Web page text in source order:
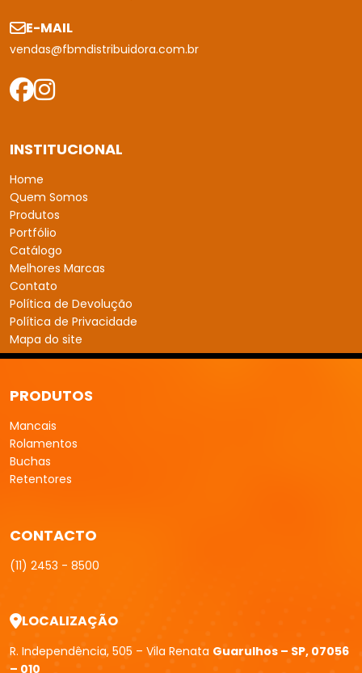
Política de Privacidade
Mapa do site
PRODUTOS
Rolamentos
Retentores
CONTACTO
(11) 2453 - 8500
LOCALIZAÇÃO
R. Independência, 505 – Vila RenataGuarulhos – SP, 07056
FBM Mancais